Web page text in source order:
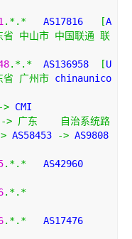
.*.*
   AS17816
[A
省 中山市 中国联通 联
.*.*
  AS136958
[U
省 广州市 chinaunico
-> CMI
-> 广东
自治系统路
AS58453 ->
.*.*
.*.*
.*.*